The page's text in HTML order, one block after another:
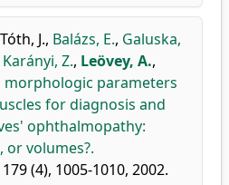
Tóth, J., Balázs, E., Galuska,
Karányi, Z., Leövey, A.,
morphologic parameters
for diagnosis and
ophthalmopathy:
or volumes?.
179 (4), 1005-1010, 2002.